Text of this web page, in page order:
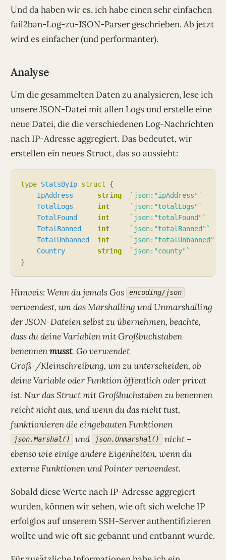
Und da haben wir es, ich habe einen sehr einfachen
fail2ban-Log-zu-JSON-Parser geschrieben. Ab jetzt
wird es einfacher (und performanter).
Analyse
Um die gesammelten Daten zu analysieren, lese ich
unsere JSON-Datei mit allen Logs und erstelle eine
neue Datei, die die verschiedenen Log-Nachrichten
nach IP-Adresse aggregiert. Das bedeutet, wir
erstellen ein neues Struct, das so aussieht:
type StatsByIp struct
IpAddress
string
`json:"ipAddress"`
TotalLogs
int
`json:"totalLogs"`
TotalFound
int
`json:"totalFound"`
TotalBanned
int
`json:"totalBanned"`
TotalUnbanned
int
`json:"totalUnbanned"`
Country
string
`json:"county"`
Hinweis: Wenn du jemals Gos encoding/json
verwendest, um das Marshalling und Unmarshalling
der JSON-Dateien selbst zu übernehmen, beachte,
dass du deine Variablen mit Großbuchstaben
benennenmusst. Go verwendet
Groß-/Kleinschreibung, um zu unterscheiden, ob
deine Variable oder Funktion öffentlich oder privat
ist. Nur das Struct mit Großbuchstaben zu benennen
reicht nicht aus, und wenn du das nicht tust,
funktionieren die eingebauten Funktionen
json.Marshal() und json.Unmarshal()
nicht –
ebenso wie einige andere Eigenheiten, wenn du
externe Funktionen und Pointer verwendest.
Sobald diese Werte nach IP-Adresse aggregiert
wurden, können wir sehen, wie oft sich welche IP
erfolglos auf unserem SSH-Server authentifizieren
wollte und wie oft sie gebannt und entbannt wurde.